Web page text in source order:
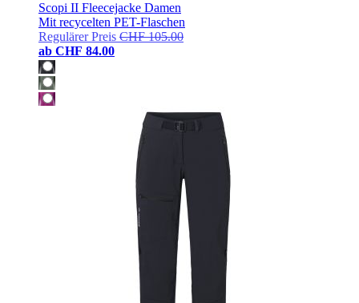
Scopi II Fleecejacke Damen
Mit recycelten PET-Flaschen
Regulärer Preis CHF 105.00
ab CHF 84.00